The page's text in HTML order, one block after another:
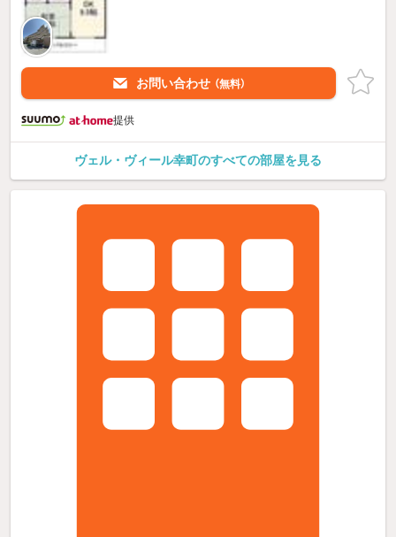
お問い合わせ （無料）
提供
ヴェル・ヴィール幸町のすべての部屋を見る